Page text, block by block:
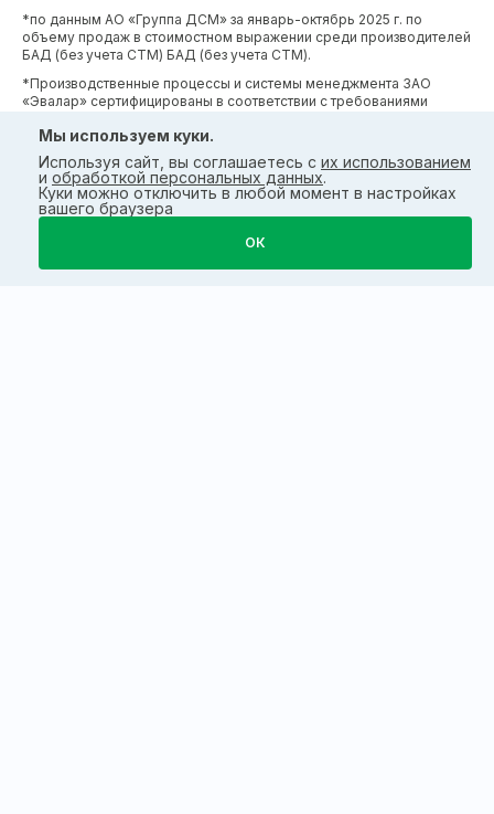
*по данным АО «Группа ДСМ» за январь-октябрь 2025 г. по
объему продаж в стоимостном выражении среди производителей
БАД (без учета СТМ) БАД (без учета СТМ).
*Производственные процессы и системы менеджмента ЗАО
«Эвалар» сертифицированы в соответствии с требованиями
Мы используем куки.
Используя сайт, вы соглашаетесь с их использованием
и обработкой персональных данных.
Куки можно отключить в любой момент в настройках
вашего браузера
ОК